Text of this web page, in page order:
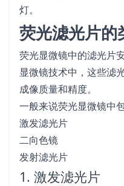
灯。
荧光滤光片的
荧光显微镜中的滤光片
显微镜技术中，这些滤
成像质量和精度。
一般来说荧光显微镜中
激发滤光片
二向色镜
发射滤光片
1. 激发滤光片